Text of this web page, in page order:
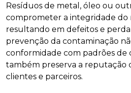
Resíduos de metal, óleo ou
comprometer a integridade do
resultando em defeitos e
prevenção da contaminação
conformidade com padrões de
também preserva a reputação
clientes e parceiros.